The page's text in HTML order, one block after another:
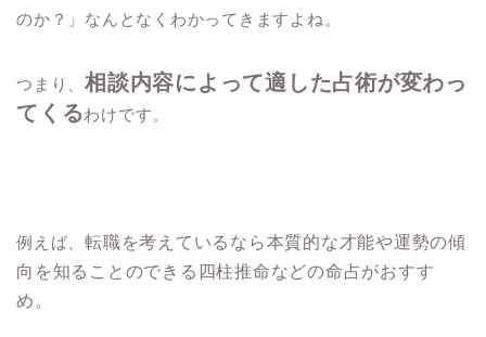
のか？」なんとなくわかってきますよね。
つまり、相談内容によって適した占術が変わっ
てくるわけです。
例えば、転職を考えているなら本質的な才能や運勢の傾
向を知ることのできる四柱推命などの命占がおすす
め。